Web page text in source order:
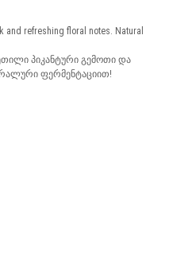
refreshing floral notes. Natural
პიკანტური გემოთი და
ფერმენტაციით!